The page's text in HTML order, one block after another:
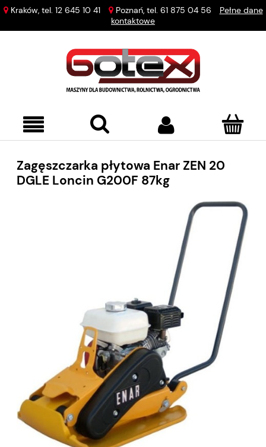
Kraków, tel. 12 645 10 41 Poznań, tel. 61 875 04 56
Pełne dane
kontaktowe
Zagęszczarka płytowa Enar ZEN 20
DGLE Loncin G200F 87kg